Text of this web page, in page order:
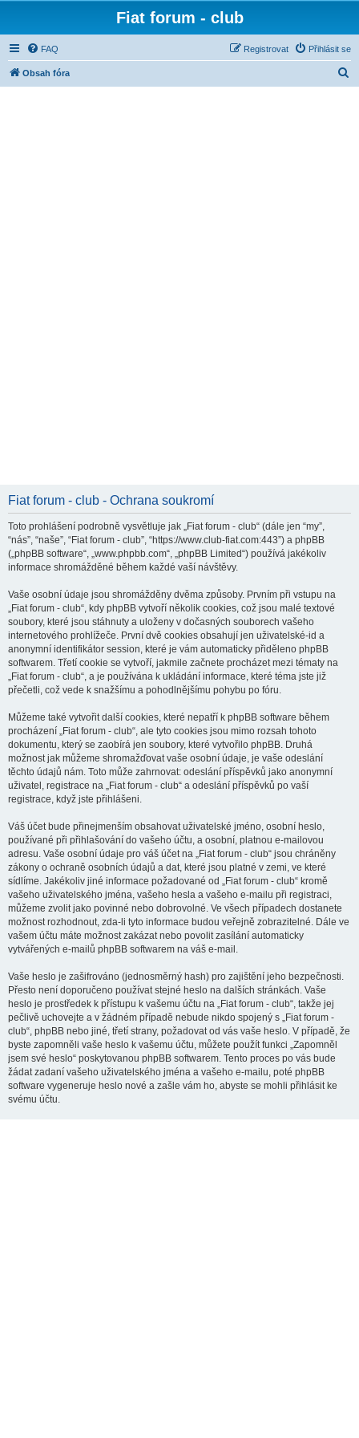
Fiat forum - club
FAQ Přihlásit se
Registrovat
Obsah fóra
Fiat forum - club - Ochrana soukromí
Toto prohlášení podrobně vysvětluje jak „Fiat forum - club“ (dále jen “my”,
“nás”, “naše”, “Fiat forum - club”, “https://www.club-fiat.com:443”) a phpBB
(„phpBB software“, „www.phpbb.com“, „phpBB Limited“) používá jakékoliv
informace shromážděné během každé vaší návštěvy.
Vaše osobní údaje jsou shromážděny dvěma způsoby. Prvním při vstupu na
„Fiat forum - club“, kdy phpBB vytvoří několik cookies, což jsou malé textové
soubory, které jsou stáhnuty a uloženy v dočasných souborech vašeho
internetového prohlížeče. První dvě cookies obsahují jen uživatelské-id a
anonymní identifikátor session, které je vám automaticky přiděleno phpBB
softwarem. Třetí cookie se vytvoří, jakmile začnete procházet mezi tématy na
„Fiat forum - club“, a je používána k ukládání informace, které téma jste již
přečetli, což vede k snažšímu a pohodlnějšímu pohybu po fóru.
Můžeme také vytvořit další cookies, které nepatří k phpBB software během
procházení „Fiat forum - club“, ale tyto cookies jsou mimo rozsah tohoto
dokumentu, který se zaobírá jen soubory, které vytvořilo phpBB. Druhá
možnost jak můžeme shromažďovat vaše osobní údaje, je vaše odeslání
těchto údajů nám. Toto může zahrnovat: odeslání příspěvků jako anonymní
uživatel, registrace na „Fiat forum - club“ a odeslání příspěvků po vaší
registrace, když jste přihlášeni.
Váš účet bude přinejmenším obsahovat uživatelské jméno, osobní heslo,
používané při přihlašování do vašeho účtu, a osobní, platnou e-mailovou
adresu. Vaše osobní údaje pro váš účet na „Fiat forum - club“ jsou chráněny
zákony o ochraně osobních údajů a dat, které jsou platné v zemi, ve které
sídlíme. Jakékoliv jiné informace požadované od „Fiat forum - club“ kromě
vašeho uživatelského jména, vašeho hesla a vašeho e-mailu při registraci,
můžeme zvolit jako povinné nebo dobrovolné. Ve všech případech dostanete
možnost rozhodnout, zda-li tyto informace budou veřejně zobrazitelné. Dále ve
vašem účtu máte možnost zakázat nebo povolit zasílání automaticky
vytvářených e-mailů phpBB softwarem na váš e-mail.
Vaše heslo je zašifrováno (jednosměrný hash) pro zajištění jeho bezpečnosti.
Přesto není doporučeno používat stejné heslo na dalších stránkách. Vaše
heslo je prostředek k přístupu k vašemu účtu na „Fiat forum - club“, takže jej
pečlivě uchovejte a v žádném případě nebude nikdo spojený s „Fiat forum -
club“, phpBB nebo jiné, třetí strany, požadovat od vás vaše heslo. V případě, že
byste zapomněli vaše heslo k vašemu účtu, můžete použít funkci „Zapomněl
jsem své heslo“ poskytovanou phpBB softwarem. Tento proces po vás bude
žádat zadaní vašeho uživatelského jména a vašeho e-mailu, poté phpBB
software vygeneruje heslo nové a zašle vám ho, abyste se mohli přihlásit ke
svému účtu.